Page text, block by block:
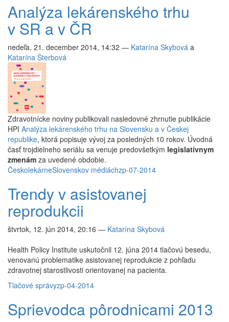
Analýza lekárenského trhu
v SR a v ČR
nedeľa, 21. december 2014, 14:32 — Katarína Skybová a
Katarína Šterbová
Zdravotnícke noviny publikovali nasledovné zhrnutie publikácie
HPI Analýza lekárenského trhu na Slovensku a v Českej
republike, ktorá popisuje vývoj za posledných 10 rokov. Úvodná
časť trojdielneho seriálu sa venuje predovšetkým legislatívnym
zmenám za uvedené obdobie.
ČeskolekárneSlovenskov médiáchzp-07-2014
Trendy v asistovanej
reprodukcii
štvrtok, 12. jún 2014, 20:16 — Katarína Skybová
Health Policy Institute uskutočnil 12. júna 2014 tlačovú besedu,
venovanú problematike asistovanej reprodukcie z pohľadu
zdravotnej starostlivosti orientovanej na pacienta.
Tlačové správyzp-04-2014
Sprievodca pôrodnicami 2013